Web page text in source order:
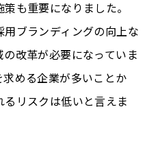
も重要になりました。
ブランディングの向上な
改革が必要になっていま
める企業が多いことか
リスクは低いと言えま